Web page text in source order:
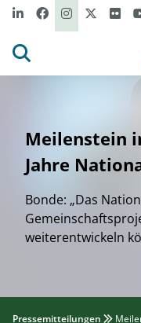
Meilenstein
Jahre
Bonde: „Das
weiterentwickeln
Pressemitteilungen